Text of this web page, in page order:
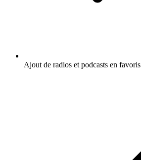
Ajout de radios et podcasts en favoris